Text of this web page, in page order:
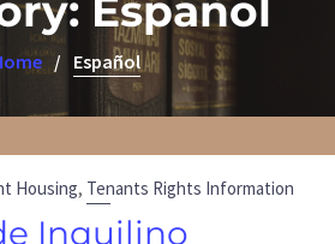
Español
Español
Housing, Tenants Rights Information
Inquilino